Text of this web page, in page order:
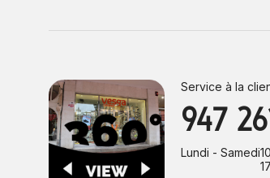
Service à la
947
Lundi - Samedi